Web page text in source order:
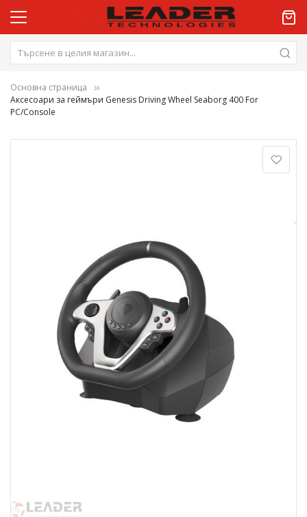
Основна страница
Аксесоари за геймъри Genesis Driving Wheel Seaborg 400 For
PC/Console